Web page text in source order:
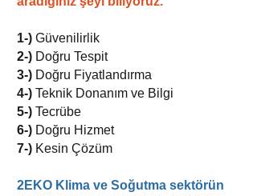
1-) Güvenilirlik
2-) Doğru Tespit
3-) Doğru Fiyatlandırma
4-) Teknik Donanım ve Bilgi
5-) Tecrübe
6-) Doğru Hizmet
7-) Kesin Çözüm
2EKO Klima ve Soğutma sektörün